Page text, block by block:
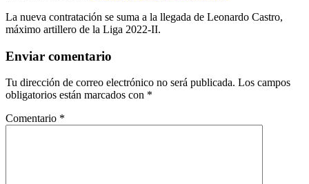
La nueva contratación se suma a la llegada de Leonardo Castro,
máximo artillero de la Liga 2022-II.
Enviar comentario
Tu dirección de correo electrónico no será publicada. Los campos
obligatorios están marcados con *
Comentario *